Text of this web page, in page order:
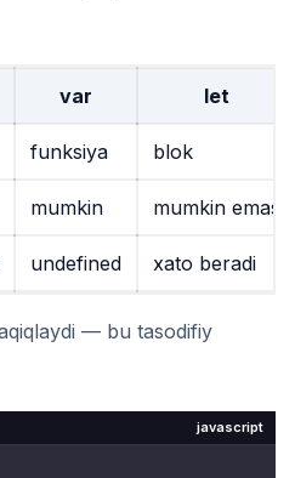
var let
funksiya blok
mumkin mumkin emas
undefined xato beradi
— bu tasodifiy
javascript